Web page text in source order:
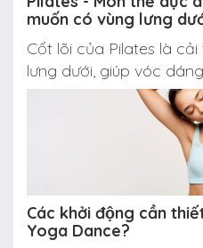
muốn có vùng lưng
Cốt lõi của Pilates là
lưng dưới, giúp vóc
Các khởi động cần
Yoga Dance?